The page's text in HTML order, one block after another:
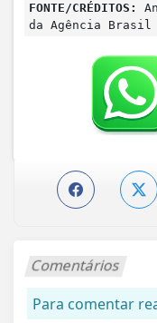
FONTE/CRÉDITOS:
da Agência Brasil
Comentários
Para comentar